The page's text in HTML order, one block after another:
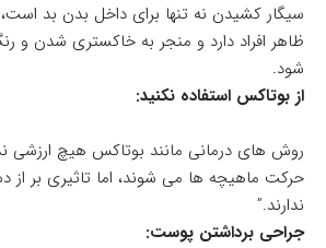
سیگار کشیدن نه تنها برای داخل بدن بد است،
ظاهر افراد دارد و منجر به خاکستری شدن
شود.
از بوتاکس استفاده نکنید:
روش های درمانی مانند بوتاکس هیچ ارزشی
حرکت ماهیچه ها می شوند، اما تاثیری بر
ندارند.”
جراحی برداشتن پوست: